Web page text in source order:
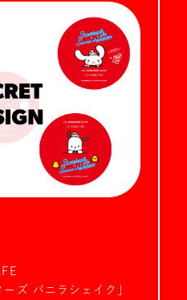
ーズ バニラシェイク」